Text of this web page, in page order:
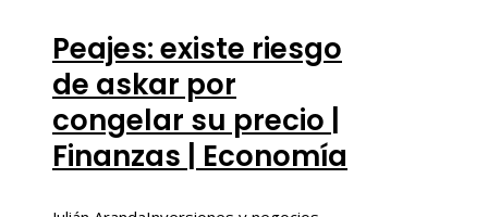
Peajes: existe riesgo
de askar por
congelar su precio |
Finanzas | Economía